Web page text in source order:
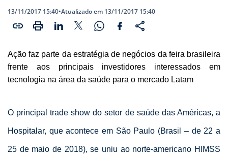
13/11/2017 15:40•Atualizado em 13/11/2017 15:40
Ação faz parte da estratégia de negócios da feira brasileira
frente aos principais investidores interessados em
tecnologia na área da saúde para o mercado Latam
O principal trade show do setor de saúde das Américas, a
Hospitalar, que acontece em São Paulo (Brasil – de 22 a
25 de maio de 2018), se uniu ao norte-americano HIMSS